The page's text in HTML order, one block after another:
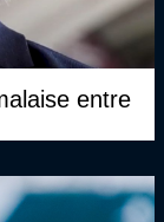
entre